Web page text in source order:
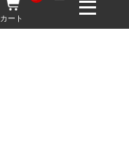
カート